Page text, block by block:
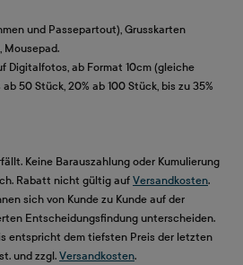
und Passepartout), Grusskarten
Mousepad.
Digitalfotos, ab Format 10cm (gleiche
50 Stück, 20% ab 100 Stück, bis zu 35%
Keine Barauszahlung oder Kumulierung
Rabatt nicht gültig auf Versandkosten.
sich von Kunde zu Kunde auf der
Entscheidungsfindung unterscheiden.
entspricht dem tiefsten Preis der letzten
und zzgl. Versandkosten.